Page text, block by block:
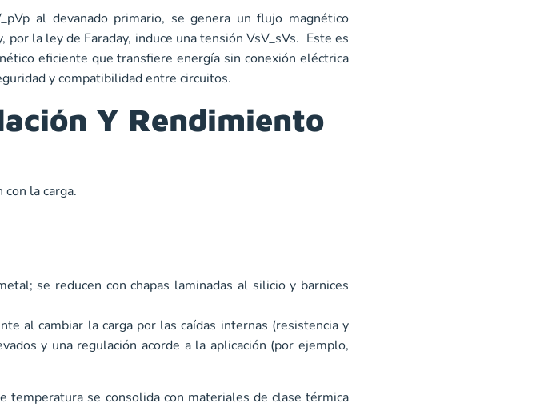
al devanado primario, se genera un flujo magnético
la ley de Faraday, induce una tensión VsV_sVs​. Este es
eficiente que transfiere energía sin conexión eléctrica
y compatibilidad entre circuitos.
Y Rendimiento
la carga.
se reducen conchapas laminadas al silicio y barnices
al cambiar la carga por las caídas internas (resistencia y
y una regulación acorde a la aplicación (por ejemplo,
temperatura se consolida con materiales de clase térmica